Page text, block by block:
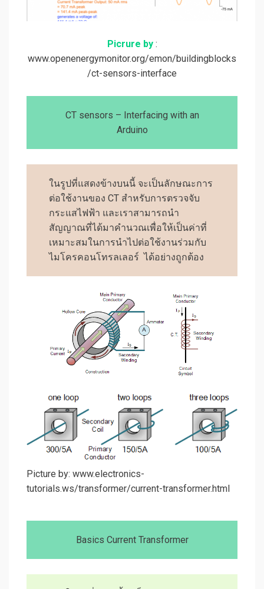
Picrure by :
www.openenergymonitor.org/emon/buildingblocks
/ct-sensors-interface
CT sensors – Interfacing with an
Arduino
ในรูปที่แสดงข้างบนนี้ จะเป็นลักษณะการ
ต่อใช้งานของ CT สำหรับการตรวจจับ
กระแสไฟฟ้า และเราสามารถนำ
สัญญาณที่ได้มาคำนวณเพื่อให้เป็นค่าที่
เหมาะสมในการนำไปต่อใช้งานร่วมกับ
ไมโครคอนโทรลเลอร์ ได้อย่างถูกต้อง
Picture by: www.electronics-
tutorials.ws/transformer/current-transformer.html
Basics Current Transformer